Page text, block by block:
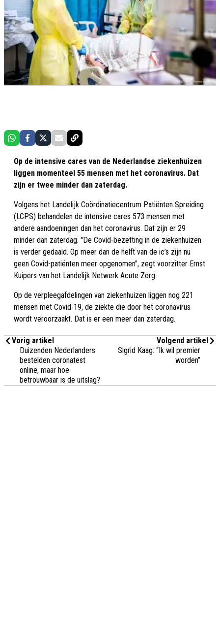
Op de intensive cares van de Nederlandse ziekenhuizen
liggen momenteel 55 mensen met het coronavirus. Dat
zijn er twee minder dan zaterdag.
Volgens het Landelijk Coördinatiecentrum Patiënten Spreiding
(LCPS) behandelen de intensive cares 573 mensen met
andere aandoeningen dan het coronavirus. Dat zijn er 29
minder dan zaterdag. "De Covid-bezetting in de ziekenhuizen
is verder gedaald. Op meer dan de helft van de ic’s zijn nu
geen Covid-patiënten meer opgenomen", zegt voorzitter Ernst
Kuipers van het Landelijk Netwerk Acute Zorg.
Op de verpleegafdelingen van ziekenhuizen liggen nog 221
mensen met Covid-19, de ziekte die door het coronavirus
wordt veroorzaakt. Dat is er een meer dan zaterdag.
Vorig artikel
Duizenden Nederlanders
bestelden coronatest
online, maar hoe
betrouwbaar is de uitslag?
Volgend artikel
Sigrid Kaag: “Ik wil premier
worden”